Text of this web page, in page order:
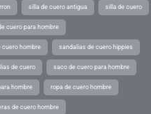
silla de cuero antigua silla de cuero
cuero para hombre
cuero hombre sandalias de cuero hippies
de cuero saco de cuero para hombre
hombre ropa de cuero hombre
de cuero hombre